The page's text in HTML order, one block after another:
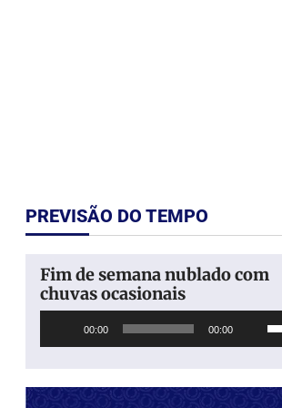
PREVISÃO DO TEMPO
Fim de semana nublado com
chuvas ocasionais
00:00 00:00